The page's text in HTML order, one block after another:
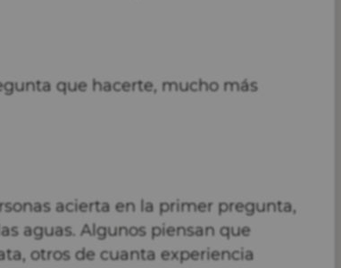
que hacerte, mucho más
acierta en la primer pregunta,
aguas. Algunos piensan que
otros de cuanta experiencia